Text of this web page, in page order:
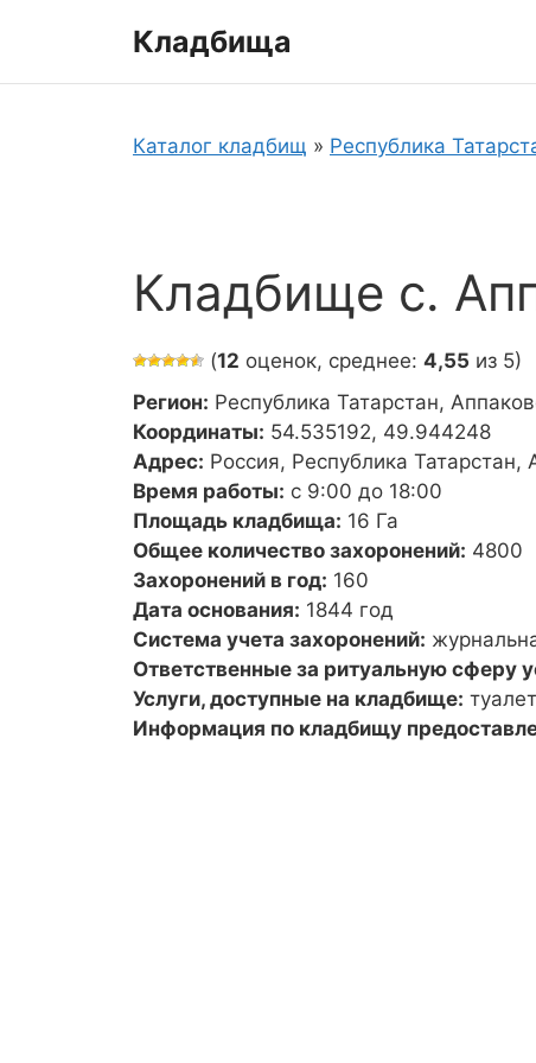
Кладбища
Каталог кладбищ » Республика
Кладбище с.
(12 оценок, среднее: 4,55 из 5)
Регион: Республика Татарстан,
Координаты: 54.535192, 49.944248
Адрес: Россия, Республика Татарстан,
Время работы: с 9:00 до 18:00
Площадь кладбища: 16 Га
Общее количество захоронений: 4800
Захоронений в год: 160
Дата основания: 1844 год
Система учета захоронений:
Ответственные за ритуальную сферу
Услуги, доступные на кладбище: туалет
Информация по кладбищу